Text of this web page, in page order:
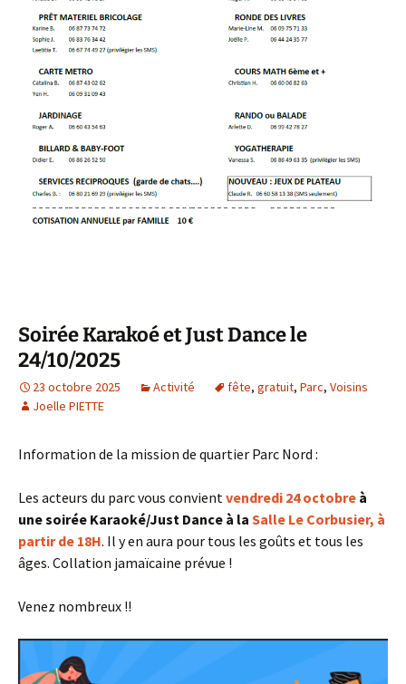
Soirée Karakoé et Just Dance le
24/10/2025
23 octobre 2025 Activité fête, gratuit, Parc, Voisins
Joelle PIETTE
Information de la mission de quartier Parc Nord :
Les acteurs du parc vous convient vendredi 24 octobre à
une soirée Karaoké/Just Dance à la Salle Le Corbusier, à
partir de 18H. Il y en aura pour tous les goûts et tous les
âges. Collation jamaïcaine prévue !
Venez nombreux !!